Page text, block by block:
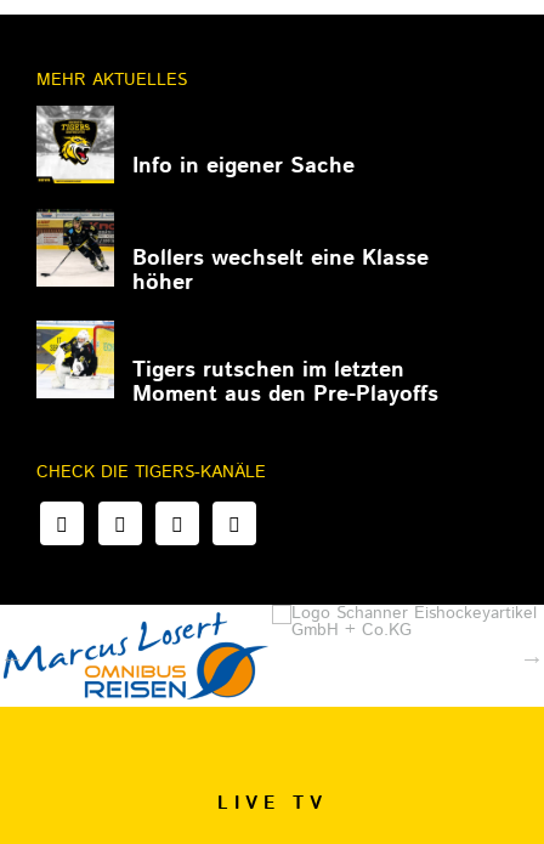
MEHR AKTUELLES
Info in eigener Sache
Bollers wechselt eine Klasse
höher
Tigers rutschen im letzten
Moment aus den Pre-Playoffs
CHECK DIE TIGERS-KANÄLE
LIVE TV